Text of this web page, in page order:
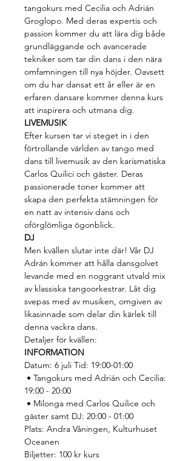
tangokurs med Cecilia och Adrián
Groglopo. Med deras expertis och
passion kommer du att lära dig både
grundläggande och avancerade
tekniker som tar din dans i den nära
omfamningen till nya höjder. Oavsett
om du har dansat ett år eller är en
erfaren dansare kommer denna kurs
att inspirera och utmana dig.
LIVEMUSIK
Efter kursen tar vi steget in i den
förtrollande världen av tango med
dans till livemusik av den karismatiska
Carlos Quilici och gäster. Deras
passionerade toner kommer att
skapa den perfekta stämningen för
en natt av intensiv dans och
oförglömliga ögonblick.
DJ
Men kvällen slutar inte där! Vår DJ
Adrán kommer att hålla dansgolvet
levande med en noggrant utvald mix
av klassiska tangoorkestrar. Låt dig
svepas med av musiken, omgiven av
likasinnade som delar din kärlek till
denna vackra dans.
Detaljer för kvällen:
INFORMATION
Datum: 6 juli Tid: 19:00-01:00
• Tangokurs med Adrián och Cecilia:
19:00 - 20:00
• Milonga med Carlos Quilice och
gäster samt DJ: 20:00 - 01:00
Plats: Andra Våningen, Kulturhuset
Oceanen
Biljetter: 100 kr kurs